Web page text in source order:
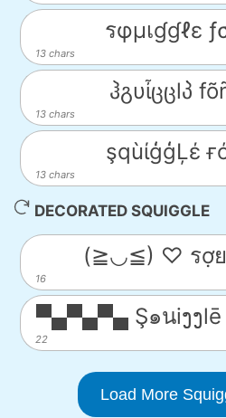
13 chars
รφµเɠɠℓε
13 chars
ჰგυἶცცlპ
13 chars
şqùίģģĻέ
DECORATED SQUIGGLE
16
22
▀▄▀▄▀▄ Ş๑นiງງ
Load